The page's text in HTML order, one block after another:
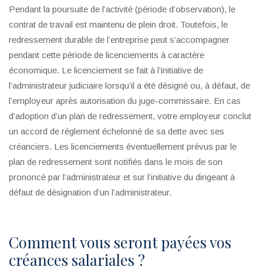
Pendant la poursuite de l’activité (période d’observation), le
contrat de travail est maintenu de plein droit. Toutefois, le
redressement durable de l’entreprise peut s’accompagner
pendant cette période de licenciements à caractère
économique. Le licenciement se fait à l’initiative de
l’administrateur judiciaire lorsqu’il a été désigné ou, à défaut, de
l’employeur après autorisation du juge-commissaire. En cas
d’adoption d’un plan de redressement, votre employeur conclut
un accord de règlement échelonné de sa dette avec ses
créanciers. Les licenciements éventuellement prévus par le
plan de redressement sont notifiés dans le mois de son
prononcé par l’administrateur et sur l’initiative du dirigeant à
défaut de désignation d’un l’administrateur.
Comment vous seront payées vos
créances salariales ?